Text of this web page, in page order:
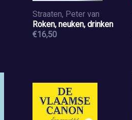
Straaten, Peter van
Roken, neuken, drinken
€16,50